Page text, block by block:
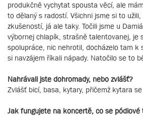
produkčně vychytat spousta věcí, ale
to dělaný s radostí. Všichni jsme si to
zkušeností, já ale taky. Točili jsme u
výbornej chlapík, strašně talentovanej, je
spolupráce, nic nehrotil, docházelo tam k
si navzájem říkali nápady. Natočilo se to
Nahrávali jste dohromady, nebo zvlášť?
Zvlášť bicí, basa, kytary, přičemž kytara se
Jak fungujete na koncertě, co se pódiové